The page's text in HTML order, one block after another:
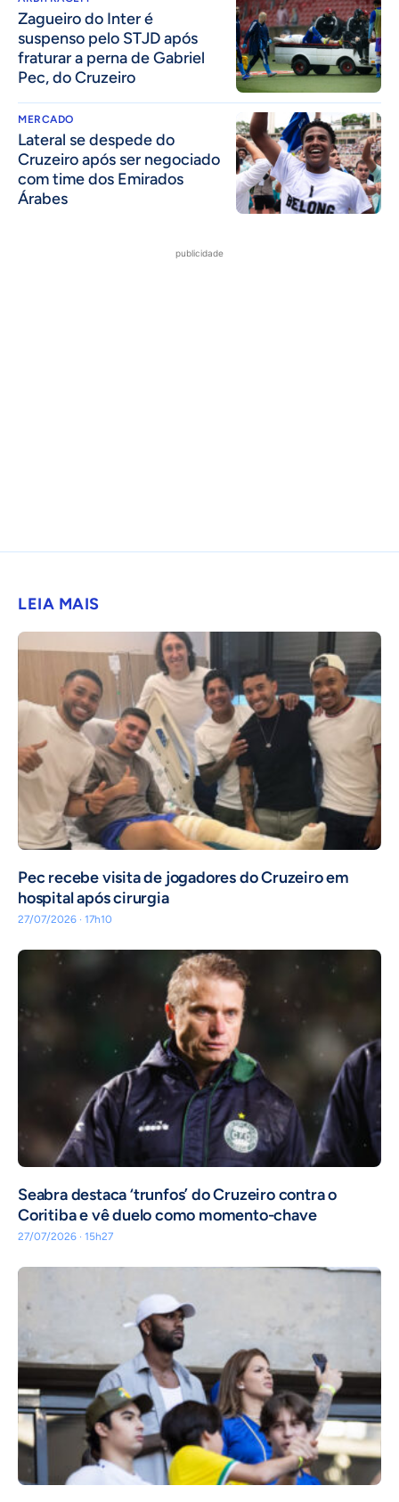
Zagueiro do Inter é
suspenso pelo STJD após
fraturar a perna de Gabriel
Pec, do Cruzeiro
MERCADO
Lateral se despede do
Cruzeiro após ser negociado
com time dos Emirados
Árabes
publicidade
LEIA MAIS
Pec recebe visita de jogadores do Cruzeiro em
hospital após cirurgia
27/07/2026 · 17h10
Seabra destaca ‘trunfos’ do Cruzeiro contra o
Coritiba e vê duelo como momento-chave
27/07/2026 · 15h27